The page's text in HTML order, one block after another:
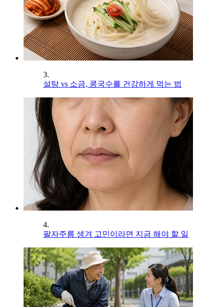
3.
설탕 vs 소금, 콩국수를 건강하게 먹는 법
4.
팔자주름 생겨 고민이라면 지금 해야 할 일